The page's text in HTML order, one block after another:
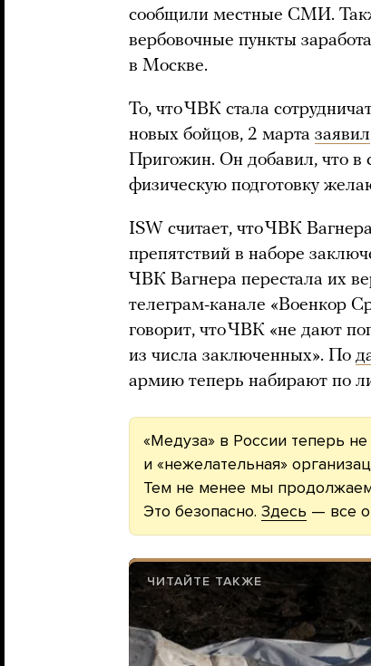
сообщили местные СМИ.
вербовочные пункты
в Москве.
То, что ЧВК стала
новых бойцов, 2 марта заявил
Пригожин. Он добавил, что в
физическую подготовку
ISW считает, что ЧВК
препятствий в наборе
ЧВК Вагнера перестала их
телеграм-канале «Военкор
говорит, что ЧВК «не дают
из числа заключенных». По
армию теперь набирают по
«Медуза» в России теперь
и «нежелательная»
Тем не менее мы
Это безопасно. Здесь — все
ЧИТАЙТЕ ТАКЖЕ